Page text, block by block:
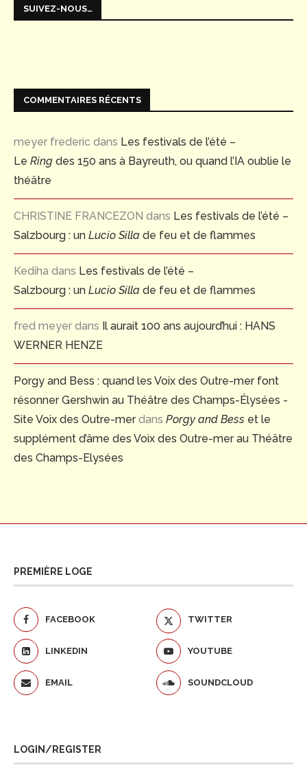
SUIVEZ-NOUS…
COMMENTAIRES RÉCENTS
meyer frederic dans Les festivals de l’été –
Le Ring des 150 ans à Bayreuth, ou quand l’IA oublie le
théâtre
CHRISTINE FRANCEZON dans Les festivals de l’été –
Salzbourg : un Lucio Silla de feu et de flammes
Kediha dans Les festivals de l’été –
Salzbourg : un Lucio Silla de feu et de flammes
fred meyer dans Il aurait 100 ans aujourd’hui : HANS
WERNER HENZE
Porgy and Bess : quand les Voix des Outre-mer font
résonner Gershwin au Théâtre des Champs-Élysées -
Site Voix des Outre-merdans Porgy and Bess et le
supplément d’âme des Voix des Outre-mer au Théâtre
des Champs-Elysées
PREMIÈRE LOGE
FACEBOOK TWITTER
LINKEDIN YOUTUBE
EMAIL SOUNDCLOUD
LOGIN/REGISTER